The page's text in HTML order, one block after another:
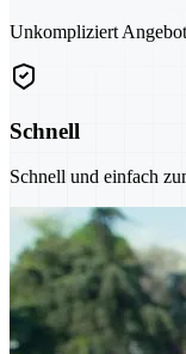
Unkompliziert
Schnell
Schnell und einfach